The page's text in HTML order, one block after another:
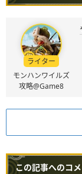
ライター
モンハンワイルズ
攻略@Game8
この記事へのコ